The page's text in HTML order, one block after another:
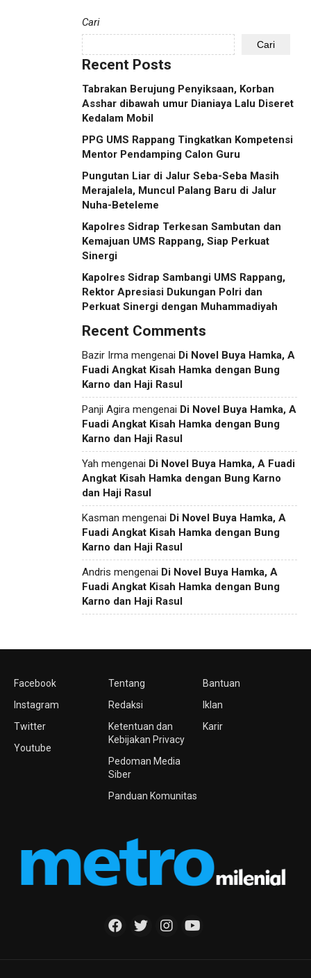
Cari
Cari
Recent Posts
Tabrakan Berujung Penyiksaan, Korban
Asshar dibawah umur Dianiaya Lalu Diseret
Kedalam Mobil
PPG UMS Rappang Tingkatkan Kompetensi
Mentor Pendamping Calon Guru
Pungutan Liar di Jalur Seba-Seba Masih
Merajalela, Muncul Palang Baru di Jalur
Nuha-Beteleme
Kapolres Sidrap Terkesan Sambutan dan
Kemajuan UMS Rappang, Siap Perkuat
Sinergi
Kapolres Sidrap Sambangi UMS Rappang,
Rektor Apresiasi Dukungan Polri dan
Perkuat Sinergi dengan Muhammadiyah
Recent Comments
Bazir Irma mengenai Di Novel Buya Hamka, A
Fuadi Angkat Kisah Hamka dengan Bung
Karno dan Haji Rasul
Panji Agira mengenai Di Novel Buya Hamka, A
Fuadi Angkat Kisah Hamka dengan Bung
Karno dan Haji Rasul
Yah mengenai Di Novel Buya Hamka, A Fuadi
Angkat Kisah Hamka dengan Bung Karno
dan Haji Rasul
Kasman mengenai Di Novel Buya Hamka, A
Fuadi Angkat Kisah Hamka dengan Bung
Karno dan Haji Rasul
Andris mengenai Di Novel Buya Hamka, A
Fuadi Angkat Kisah Hamka dengan Bung
Karno dan Haji Rasul
Facebook
Instagram
Twitter
Youtube
Tentang
Redaksi
Ketentuan dan
Kebijakan Privacy
Pedoman Media
Siber
Panduan Komunitas
Bantuan
Iklan
Karir